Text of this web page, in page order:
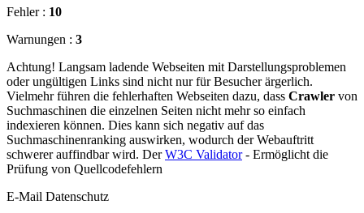
Fehler : 10
Warnungen : 3
Achtung! Langsam ladende Webseiten mit Darstellungsproblemen
oder ungültigen Links sind nicht nur für Besucher ärgerlich.
Vielmehr führen die fehlerhaften Webseiten dazu, dass Crawler von
Suchmaschinen die einzelnen Seiten nicht mehr so einfach
indexieren können. Dies kann sich negativ auf das
Suchmaschinenranking auswirken, wodurch der Webauftritt
schwerer auffindbar wird. DerW3C Validator- Ermöglicht die
Prüfung von Quellcodefehlern
E-Mail Datenschutz